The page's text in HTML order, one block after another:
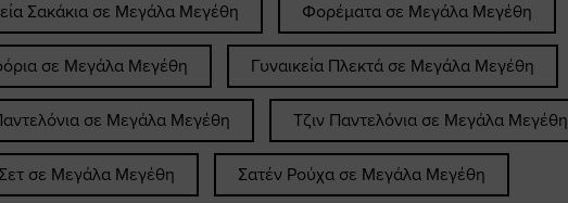
Σακάκια σε Μεγάλα Μεγέθη Φορέματα σε Μεγάλα Μεγέθη
σε Μεγάλα Μεγέθη Γυναικεία Πλεκτά σε Μεγάλα Μεγέθη
σε Μεγάλα Μεγέθη Τζιν Παντελόνια σε Μεγάλα Μεγέθη
σε Μεγάλα Μεγέθη Σατέν Ρούχα σε Μεγάλα Μεγέθη